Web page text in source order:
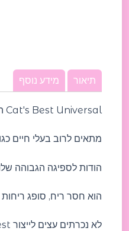
תיאור מידע נוסף
Cat's Best Universal הוא מצע העשוי מ-100% סיבים אורגניים
מתאים לרוב בעלי חיים
הודות לספיגה הגבוהה שלו
הוא חסר ריח, סופג ריחות
לא נכרתים עצים לייצור Cat's Best, מכיוון שהוא עשוי מעץ ממוחזר ממקור בר-קיימא, מאושר על ידי תעשיית היערות לפי תקן PEFC, והוא מתכלה לחלוטין.